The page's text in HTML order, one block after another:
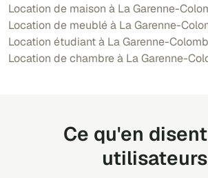
Location de maison à La Garenne-
Location de meublé à La Garenne-
Location étudiant à La Garenne-
Location de chambre à La Garenne-
Ce qu'en
utilisateurs